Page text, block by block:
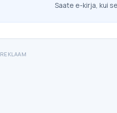
Saate e-kirja, kui
REKLAAM